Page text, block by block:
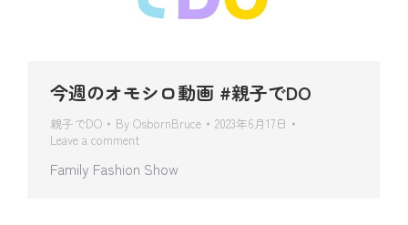
今週のオモシロ動画 #親子でDO
親子でDO By OsbornBruce
2023年6月17日
Leave a comment
Family Fashion Show